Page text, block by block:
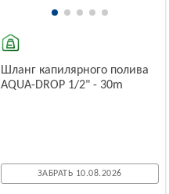
Шланг капилярного полива
AQUA-DROP 1/2" - 30m
ЗАБРАТЬ 10.08.2026